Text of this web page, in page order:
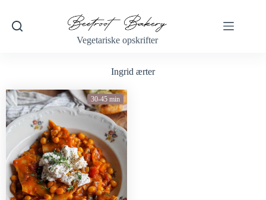
Vegetariske opskrifter
Ingrid ærter
30-45 min